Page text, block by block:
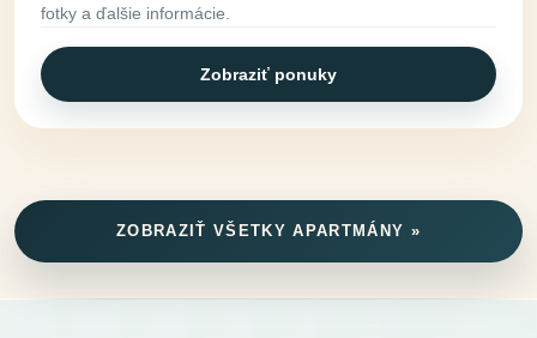
fotky a ďalšie informácie.
Zobraziť ponuky
ZOBRAZIŤ VŠETKY APARTMÁNY »